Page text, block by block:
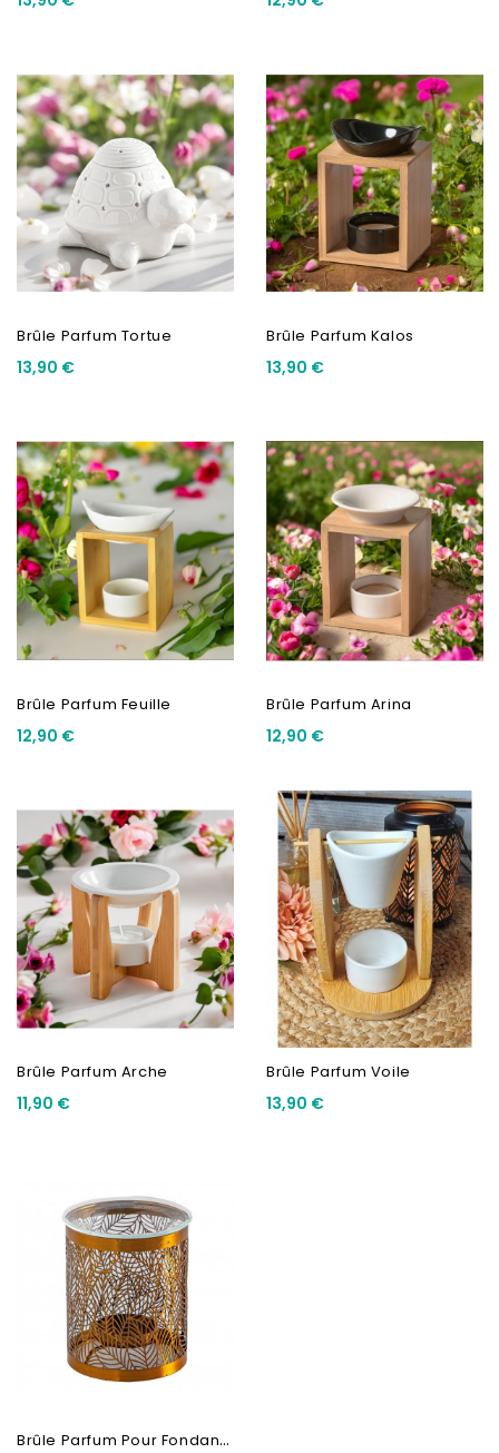
Brûle Parfum Tortue
13,90 €
Brûle Parfum Kalos
13,90 €
Brûle Parfum Feuille
12,90 €
Brûle Parfum Arina
12,90 €
Brûle Parfum Arche
11,90 €
Brûle Parfum Voile
13,90 €
B
Rûle Parfum Pour Fondant...